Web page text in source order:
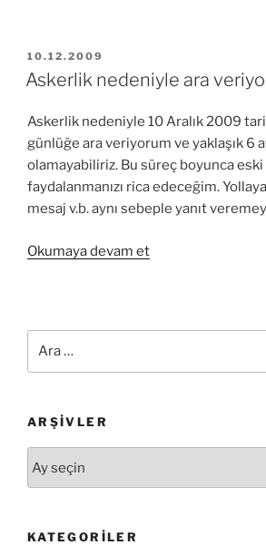
YAYIM
TARIHI
10.12.2009
Askerlik nedeniyle ara
Askerlik nedeniyle 10 Aralık 2009
günlüğe ara veriyorum ve yaklaşık 6
olamayabiliriz. Bu süreç boyunca eski
faydalanmanızı rica edeceğim.
mesaj v.b. aynı sebeple yanıt
Okumaya devam et“Askerlik
ARŞIVLER
KATEGORILER